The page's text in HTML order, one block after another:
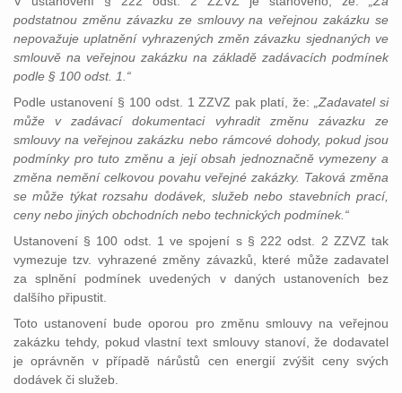
podstatnou změnu závazku ze smlouvy na veřejnou zakázku se
nepovažuje uplatnění vyhrazených změn závazku sjednaných ve
smlouvě na veřejnou zakázku na základě zadávacích podmínek
podle § 100 odst. 1.“
Podle ustanovení § 100 odst. 1 ZZVZ pak platí, že:
„Zadavatel si
může v zadávací dokumentaci vyhradit změnu závazku ze
smlouvy na veřejnou zakázku nebo rámcové dohody, pokud jsou
podmínky pro tuto změnu a její obsah jednoznačně vymezeny a
změna nemění celkovou povahu veřejné zakázky. Taková změna
se může týkat rozsahu dodávek, služeb nebo stavebních prací,
ceny nebo jiných obchodních nebo technických podmínek.“
Ustanovení § 100 odst. 1 ve spojení s § 222 odst. 2 ZZVZ tak
vymezuje tzv. vyhrazené změny závazků, které může zadavatel
za splnění podmínek uvedených v daných ustanoveních bez
dalšího připustit.
Toto ustanovení bude oporou pro změnu smlouvy na veřejnou
zakázku tehdy, pokud vlastní text smlouvy stanoví, že dodavatel
je oprávněn v případě nárůstů cen energií zvýšit ceny svých
dodávek či služeb.